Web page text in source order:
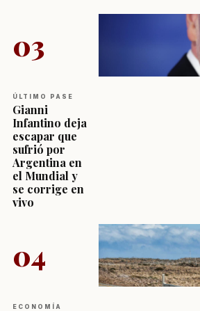
03
ÚLTIMO PASE
Gianni
Infantino deja
escapar que
sufrió por
Argentina en
el Mundial y
se corrige en
vivo
04
ECONOMÍA